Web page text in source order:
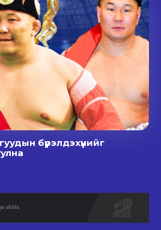
бүрэлдэхүүнийг